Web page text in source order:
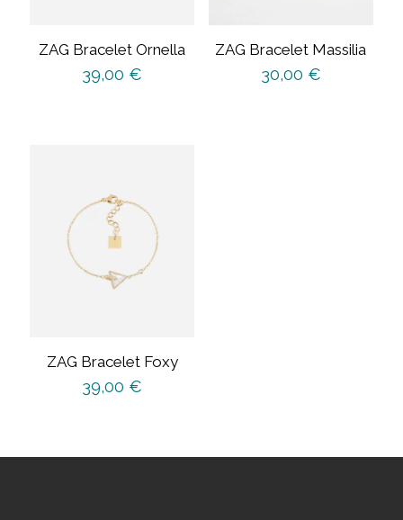
ZAG Bracelet Ornella
39,00 €
ZAG Bracelet Massilia
30,00 €
ZAG Bracelet Foxy
39,00 €